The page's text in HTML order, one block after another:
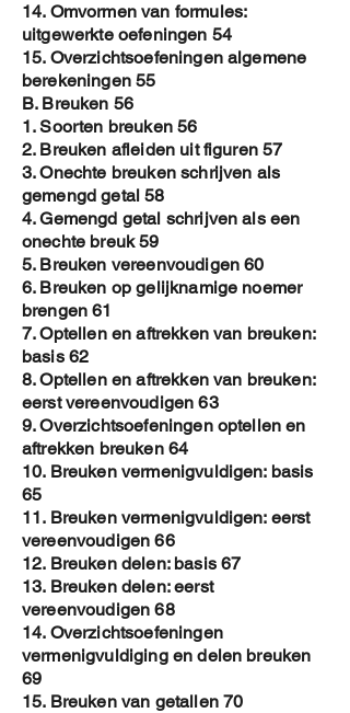
Om de PDF te verkrijgen :
1. Koop de cover aan
2. Na betaling , stuur een email naar
Jozef.aerts@proximus.be
3. In de mail , vermeld de naam van de
persoon die wilt gebruik maken van het
E-book
4. In de PDF file voeg ik de naam dan toe
aan
a. het watermerk
b. de hoofding op elke pagina
c. op de eerste pagina
5. Dan stuur ik je je gepersonaliseerde
copy op met email
Op deze manier krijg je een
gepersonaliseerde copy en is het
auteursrecht beter gewaarborgd .
Toch vraag ik je om de E-book NIET
ROND TE DELEN
14. Omvormen van formules:
uitgewerkte oefeningen 54
15. Overzichtsoefeningen algemene
berekeningen 55
B. Breuken 56
1. Soorten breuken 56
2. Breuken afleiden uit figuren 57
3. Onechte breuken schrijven als
gemengd getal 58
4. Gemengd getal schrijven als een
onechte breuk 59
5. Breuken vereenvoudigen 60
6. Breuken op gelijknamige noemer
brengen 61
7. Optellen en aftrekken van breuken:
basis 62
8. Optellen en aftrekken van breuken:
eerst vereenvoudigen 63
9. Overzichtsoefeningen optellen en
aftrekken breuken 64
10. Breuken vermenigvuldigen: basis
65
11. Breuken vermenigvuldigen: eerst
vereenvoudigen 66
12. Breuken delen: basis 67
13. Breuken delen: eerst
vereenvoudigen 68
14. Overzichtsoefeningen
vermenigvuldiging en delen breuken
69
15. Breuken van getallen 70